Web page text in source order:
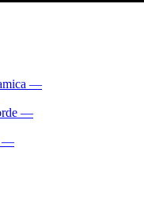
—
—
—